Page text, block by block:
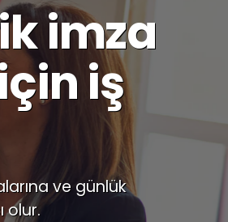
imza
iş
ve günlük
olur.